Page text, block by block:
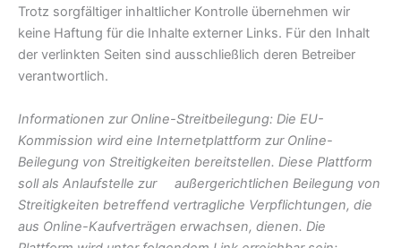
Trotz sorgfältiger inhaltlicher Kontrolle übernehmen wir
keine Haftung für die Inhalte externer Links. Für den Inhalt
der verlinkten Seiten sind ausschließlich deren Betreiber
verantwortlich.
Informationen zur Online-Streitbeilegung: Die EU-
Kommission wird eine Internetplattform zur Online-
Beilegung von Streitigkeiten bereitstellen. Diese Plattform
soll als Anlaufstelle zur
außergerichtlichen Beilegung von
Streitigkeiten betreffend vertragliche Verpflichtungen, die
aus Online-Kaufverträgen erwachsen, dienen. Die